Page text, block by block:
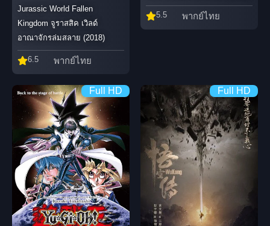
Jurassic World Fallen
Kingdom จูราสสิค เวิลด์
อาณาจักรล่มสลาย (2018)
6.5 พากย์ไทย
5.5 พากย์ไทย
Full HD Full HD